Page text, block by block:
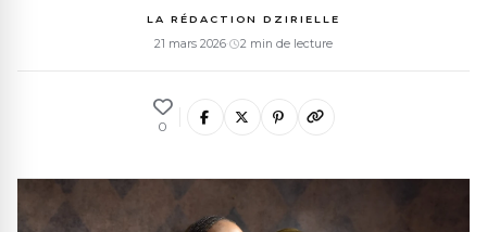
LA RÉDACTION DZIRIELLE
21 mars 2026· 2 min de lecture
0